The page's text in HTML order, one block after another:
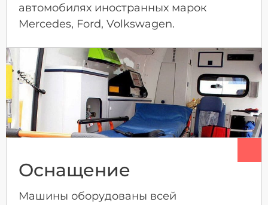
автомобилях иностранных марок
Mercedes, Ford, Volkswagen.
Оснащение
Машины оборудованы всей